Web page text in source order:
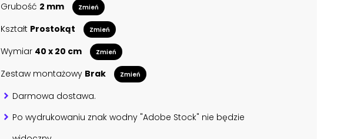
Grubość 2 mm Zmień
Kształt Prostokąt Zmień
Wymiar 40 x 20 cm Zmień
Zestaw montażowy Brak Zmień
Darmowa dostawa.
Po wydrukowaniu znak wodny "Adobe Stock" nie będzie